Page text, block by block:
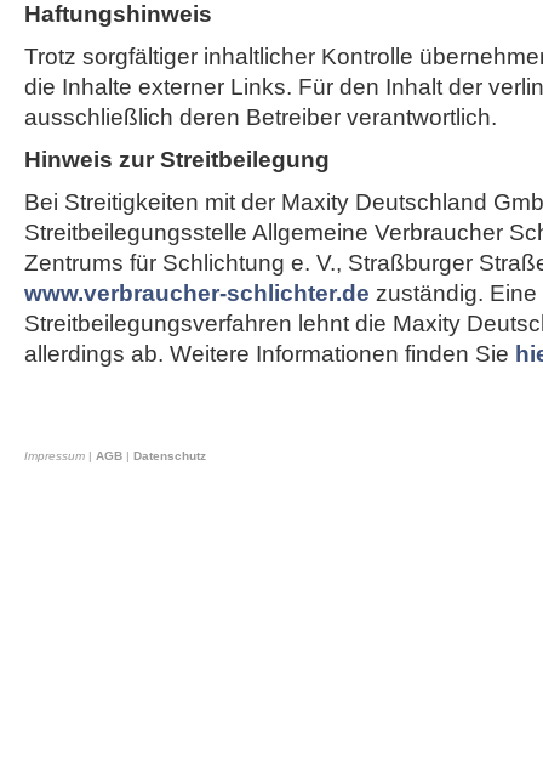
Haftungshinweis
Trotz sorgfältiger inhaltlicher Kontrolle
die Inhalte externer Links. Für den Inhalt der
ausschließlich deren Betreiber verantwortlich.
Hinweis zur Streitbeilegung
Bei Streitigkeiten mit der Maxity Deutschland
Streitbeilegungsstelle Allgemeine Verbraucher
Zentrums für Schlichtung e. V., Straßburger
www.verbraucher-schlichter.de zuständig.
Streitbeilegungsverfahren lehnt die Maxity
allerdings ab. Weitere Informationen finden Sie
Impressum | AGB | Datenschutz